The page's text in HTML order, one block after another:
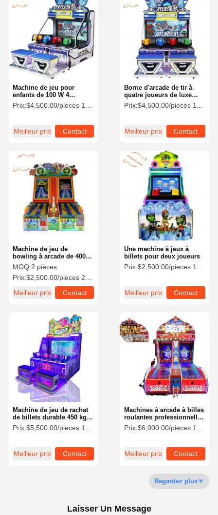
Aperçu
A Propos De
Nous
Visite D'usine Contrôle De
Contact Nouvelles
Borne d'arcade de tir à
quatre joueurs de luxe
220V/100W Professionnel
Prix:$4,500.00/pieces 1-4 pieces
Meilleur prix Contact
Machine de jeu pour
enfants de 100 W 4
joueurs 6 en 1 machine
d'arcade de tir à la balle
Prix:$4,500.00/pieces 1-4 pieces
Meilleur prix Contact
Une machine à jeux à
billets pour deux joueurs
Prix:$2,500.00/pieces 1-4 pieces
Meilleur prix Contact
Machine de jeu de
bowling à arcade de 400W
Machine de bowling à
pièce avec écran LCD HD
de 42 pouces
MOQ:2 pièces
Prix:$2,500.00/pieces 2-4 pieces
Meilleur prix
Contact
Machines à arcade à billes
roulantes professionnelles
à double joueurs
Prix:$6,000.00/pieces 1-4 pieces
Meilleur prix Contact
Machine de jeu de rachat
de billets durable 450 kg
Support multilingue pour
4 joueurs
Prix:$5,500.00/pieces 1-4 pieces
Meilleur prix Contact
Regardez plus
Laisser Un Message